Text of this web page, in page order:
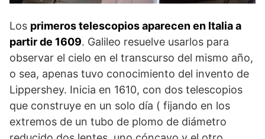
Los primeros telescopios aparecen en Italia a
partir de 1609. Galileo resuelve usarlos para
observar el cielo en el transcurso del mismo año,
o sea, apenas tuvo conocimiento del invento de
Lippershey. Inicia en 1610, con dos telescopios
que construye en un solo día ( fijando en los
extremos de un tubo de plomo de diámetro